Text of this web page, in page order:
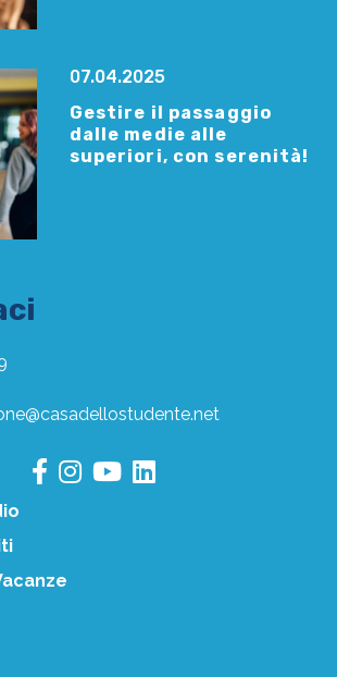
07.04.2025
Gestire il passaggio
dalle medie alle
superiori, con serenità!